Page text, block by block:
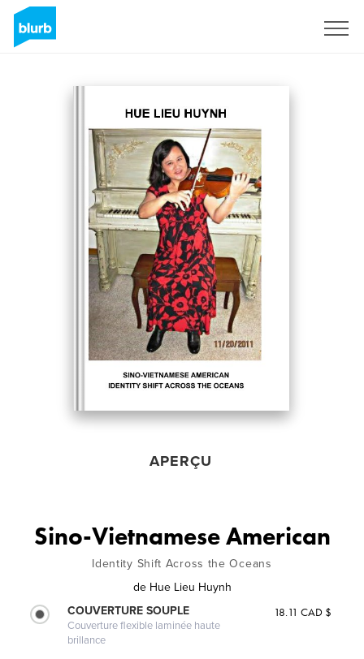
APERÇU
Sino-Vietnamese American
Identity Shift Across the Oceans
de Hue Lieu Huynh
COUVERTURE SOUPLE
Couverture flexible laminée haute
brillance
18.11 CAD $